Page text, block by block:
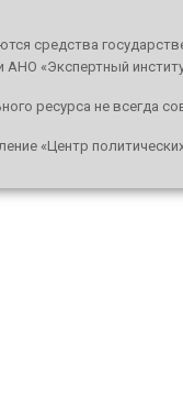
средства
«Экспертный
ресурса не всегда
«Центр